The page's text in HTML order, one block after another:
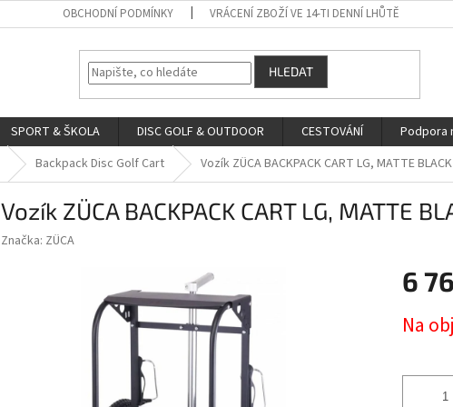
OBCHODNÍ PODMÍNKY VRÁCENÍ ZBOŽÍ VE 14-TI DENNÍ LHŮTĚ
HLEDAT
SPORT & ŠKOLA DISC GOLF & OUTDOOR CESTOVÁNÍ Podpora
Backpack Disc Golf Cart Vozík ZÜCA BACKPACK CART LG, MATTE BLACK
Vozík ZÜCA BACKPACK CART LG, MATTE
Značka: ZÜCA
6
cena:
Na